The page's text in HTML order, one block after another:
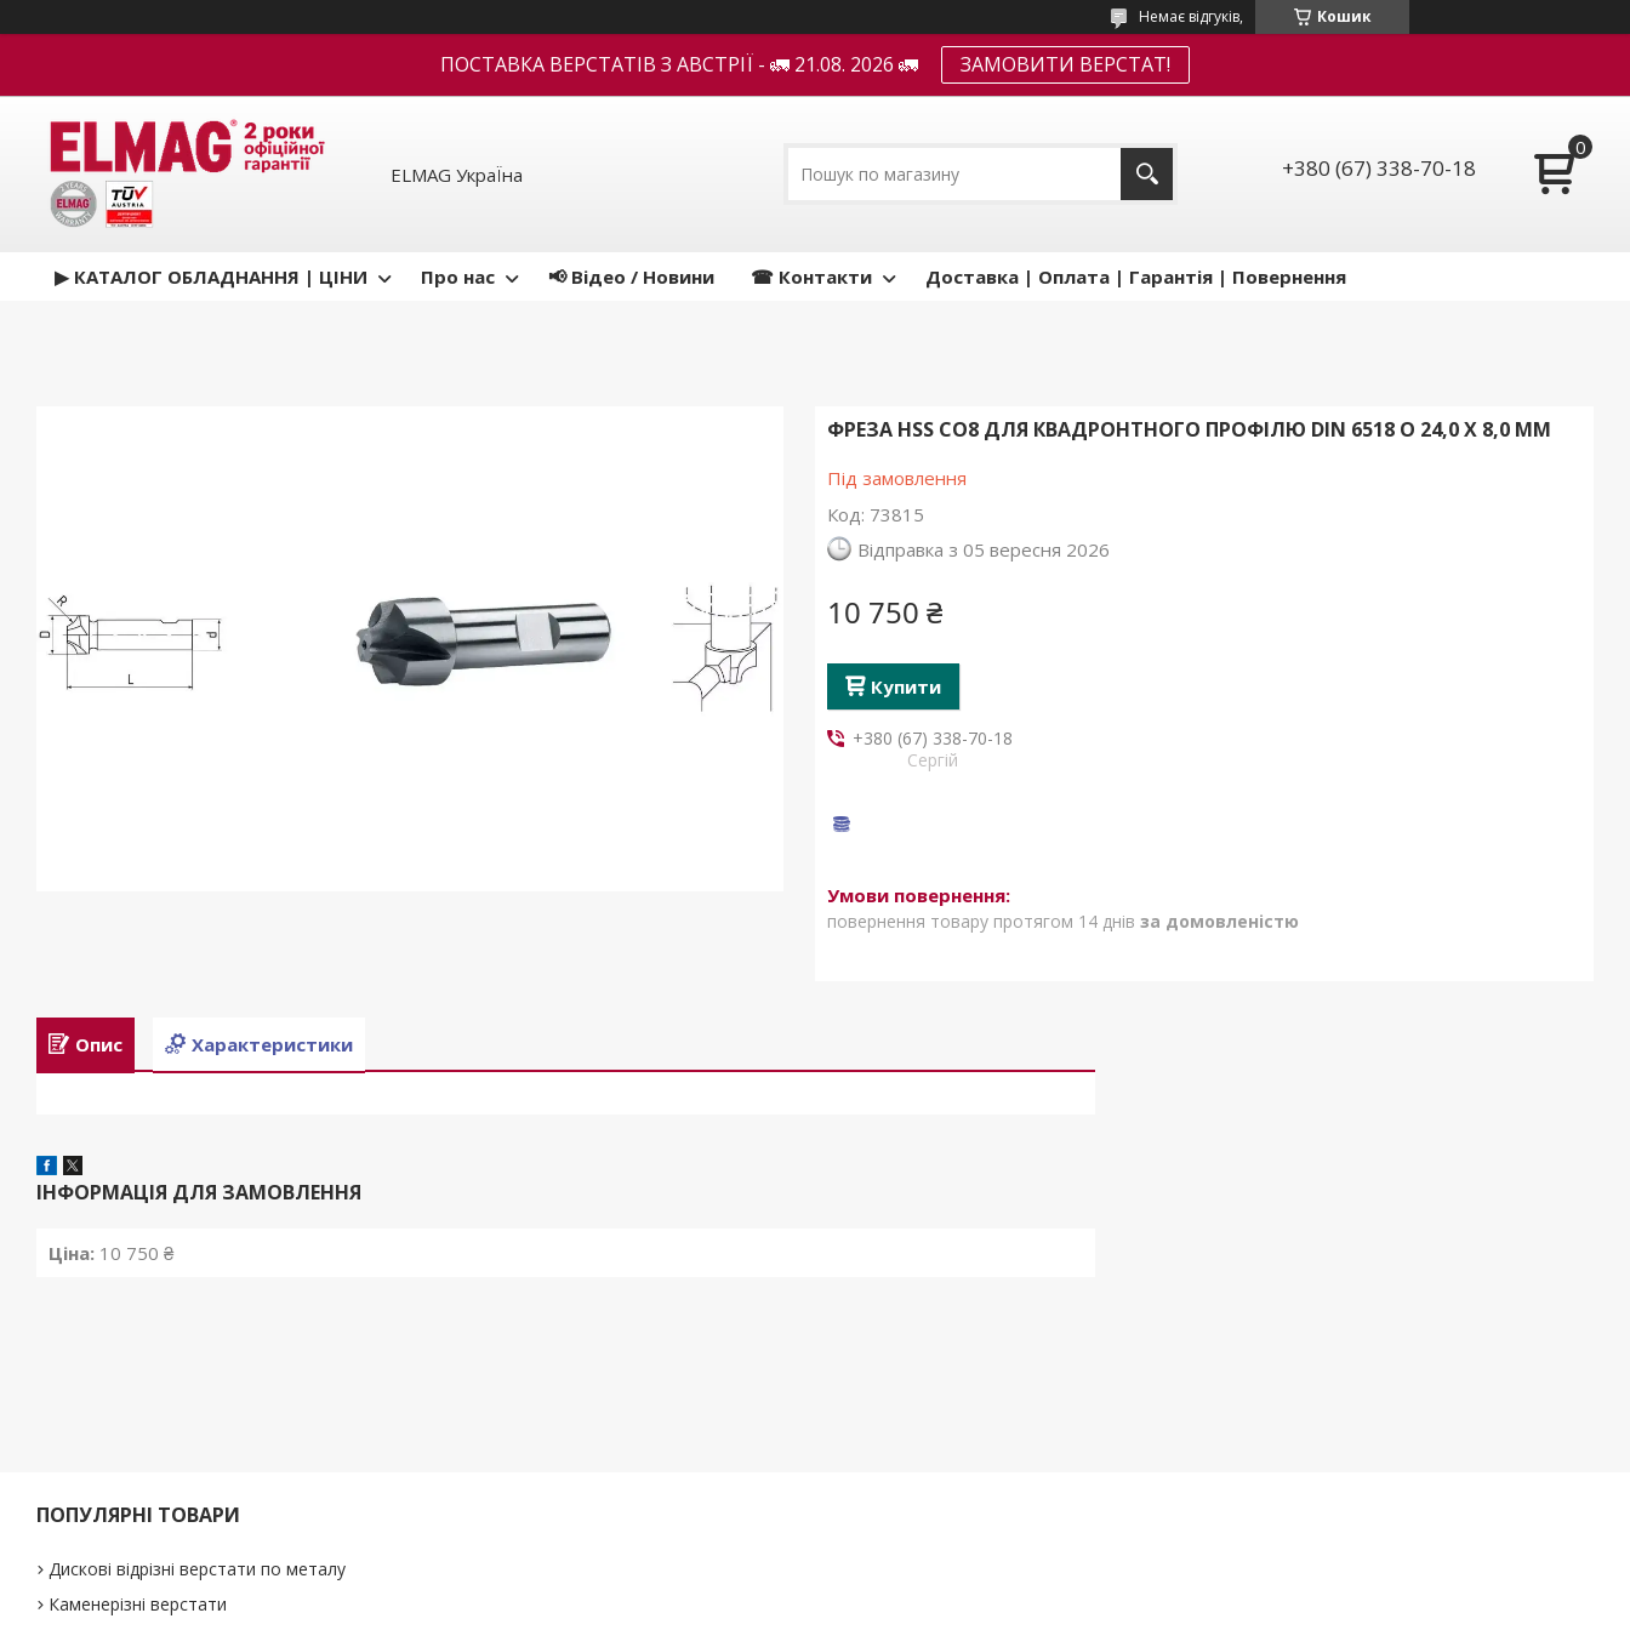
Кошик
Немає відгуків,
ПОСТАВКА ВЕРСТАТІВ З АВСТРІЇ - 🚛 21.08. 2026 🚛 ЗАМОВИТИ ВЕРСТАТ!
ELMAG УкраЇна +380 (67) 338-70-18
▶ КАТАЛОГ ОБЛАДНАННЯ | ЦІНИ Про нас 📢 Відео / Новини ☎ Контакти Доставка | Оплата | Гарантія | Повернення
ФРЕЗА HSS CO8 ДЛЯ КВАДРОНТНОГО ПРОФІЛЮ DIN 6518 O 24,0 X 8,0 ММ
Під замовлення
Код: 73815
Відправка з 05 вересня 2026
10 750 ₴
Купити
+380 (67) 338-70-18
Сергій
повернення товару протягом 14 днів за домовленістю
Опис Характеристики
ІНФОРМАЦІЯ ДЛЯ ЗАМОВЛЕННЯ
Ціна: 10 750 ₴
ПОПУЛЯРНІ ТОВАРИ
Дискові відрізні верстати по металу
Каменерізні верстати